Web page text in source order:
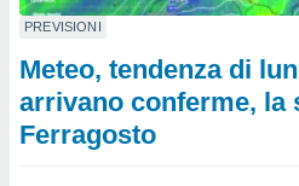
PREVISIONI
Meteo, tendenza di
arrivano conferme, la
Ferragosto